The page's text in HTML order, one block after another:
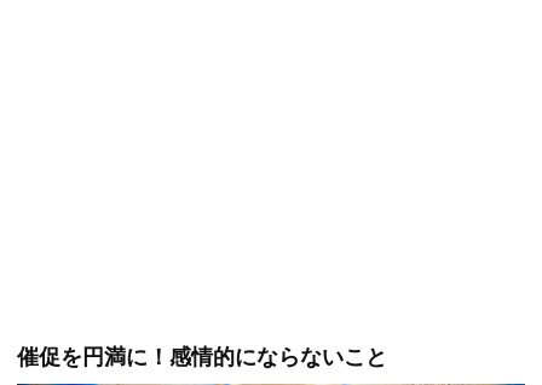
催促を円満に！感情的にならないこと